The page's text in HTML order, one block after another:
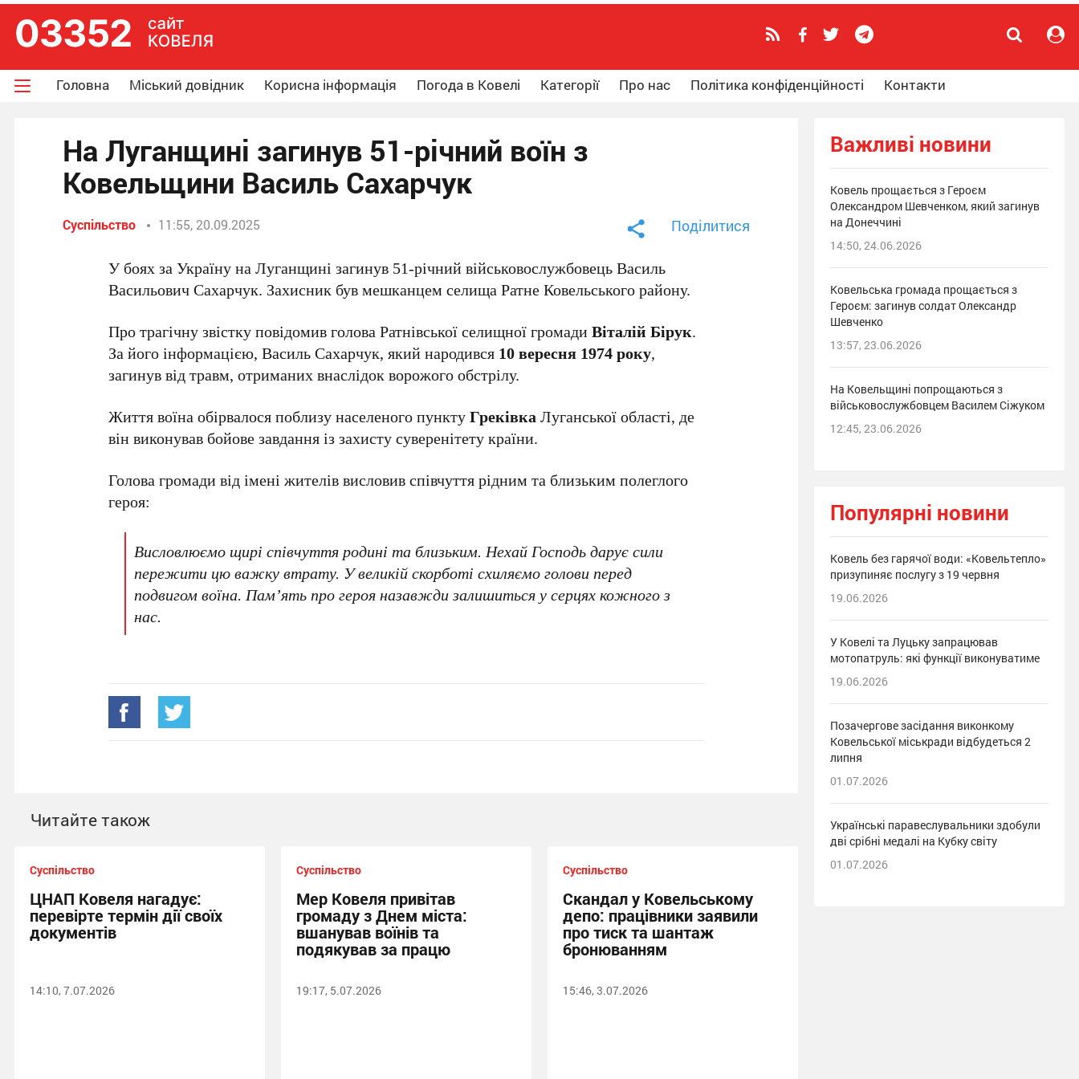
Головна Міський довідник Корисна інформація Погода в Ковелі Категорії Про нас Політика конфіденційності Контакти
На Луганщині загинув 51-річний воїн з
Ковельщини Василь Сахарчук
Суспільство 11:55, 20.09.2025 Поділитися
У боях за Україну на Луганщині загинув 51-річний військовослужбовець Василь
Васильович Сахарчук. Захисник був мешканцем селища Ратне Ковельського району.
Про трагічну звістку повідомив голова Ратнівської селищної громадиВіталій Бірук.
За його інформацією, Василь Сахарчук, який народився 10 вересня 1974 року,
загинув від травм, отриманих внаслідок ворожого обстрілу.
Життя воїна обірвалося поблизу населеного пунктуГреківкаЛуганської області, де
він виконував бойове завдання із захисту суверенітету країни.
Голова громади від імені жителів висловив співчуття рідним та близьким полеглого
героя:
Висловлюємо щирі співчуття родині та близьким. Нехай Господь дарує сили
пережити цю важку втрату. У великій скорботі схиляємо голови перед
подвигом воїна. Пам’ять про героя назавжди залишиться у серцях кожного з
нас.
Читайте також
Суспільство
ЦНАП Ковеля нагадує:
перевірте термін дії своїх
документів
14:10, 7.07.2026
Суспільство
Мер Ковеля привітав
громаду з Днем міста:
вшанував воїнів та
подякував за працю
19:17, 5.07.2026
Суспільство
Скандал у Ковельському
депо: працівники заявили
про тиск та шантаж
бронюванням
15:46, 3.07.2026
Важливі новини
Ковель прощається з Героєм
Олександром Шевченком, який загинув
на Донеччині
14:50, 24.06.2026
Ковельська громада прощається з
Героєм: загинув солдат Олександр
Шевченко
13:57, 23.06.2026
На Ковельщині попрощаються з
військовослужбовцем Василем Сіжуком
12:45, 23.06.2026
Популярні новини
Ковель без гарячої води: «Ковельтепло»
призупиняє послугу з 19 червня
19.06.2026
У Ковелі та Луцьку запрацював
мотопатруль: які функції виконуватиме
19.06.2026
Позачергове засідання виконкому
Ковельської міськради відбудеться 2
липня
01.07.2026
Українські паравеслувальники здобули
дві срібні медалі на Кубку світу
01.07.2026